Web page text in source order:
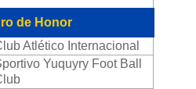
de Honor
Atlético Internacional
Yuquyry Foot Ball